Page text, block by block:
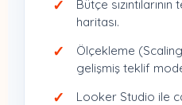
Bütçe
haritası.
Ölçekleme
gelişmiş teklif
Looker Studio ile